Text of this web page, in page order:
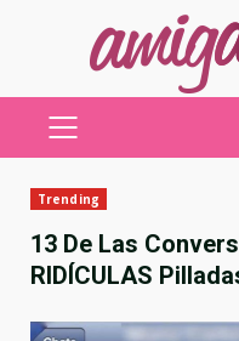
MENÚ
Trending
13 De Las
RIDÍCULAS